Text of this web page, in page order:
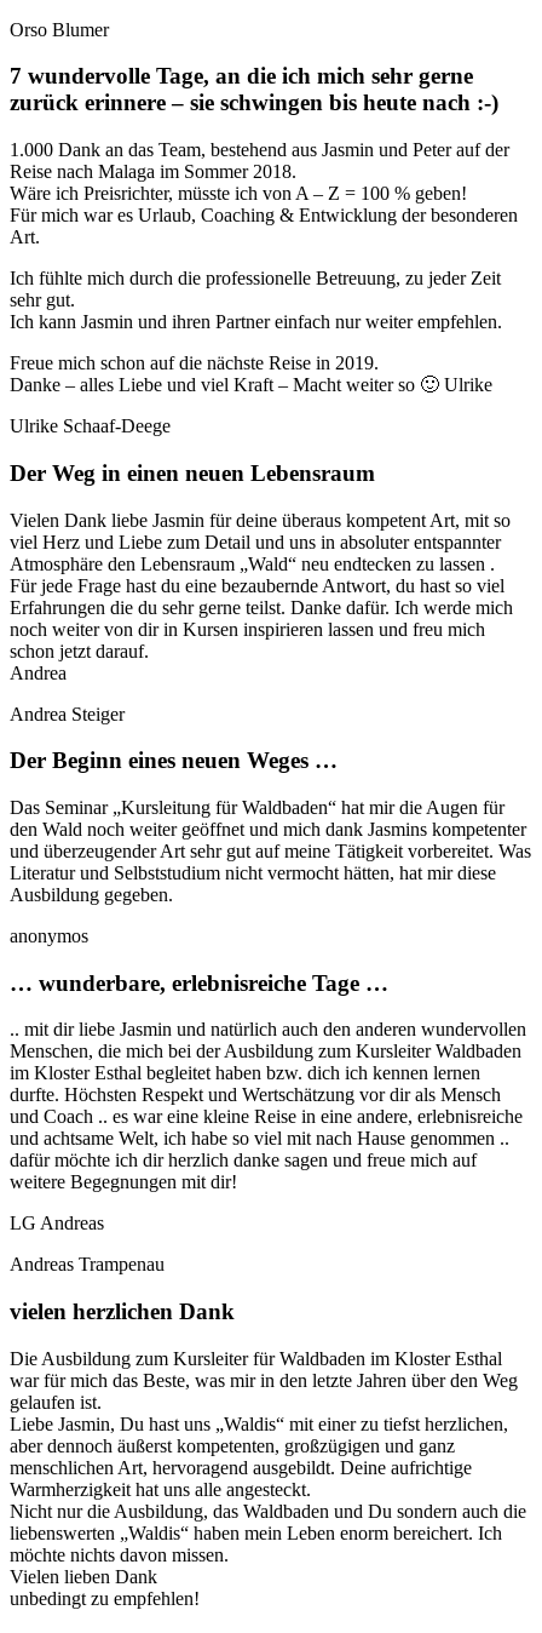
Orso Blumer
7 wundervolle Tage, an die ich mich sehr gerne
zurück erinnere – sie schwingen bis heute nach :-)
1.000 Dank an das Team, bestehend aus Jasmin und Peter auf der
Reise nach Malaga im Sommer 2018.
Wäre ich Preisrichter, müsste ich von A – Z = 100 % geben!
Für mich war es Urlaub, Coaching & Entwicklung der besonderen
Art.
Ich fühlte mich durch die professionelle Betreuung, zu jeder Zeit
sehr gut.
Ich kann Jasmin und ihren Partner einfach nur weiter empfehlen.
Freue mich schon auf die nächste Reise in 2019.
Danke – alles Liebe und viel Kraft – Macht weiter so 🙂 Ulrike
Ulrike Schaaf-Deege
Der Weg in einen neuen Lebensraum
Vielen Dank liebe Jasmin für deine überaus kompetent Art, mit so
viel Herz und Liebe zum Detail und uns in absoluter entspannter
Atmosphäre den Lebensraum „Wald“ neu endtecken zu lassen .
Für jede Frage hast du eine bezaubernde Antwort, du hast so viel
Erfahrungen die du sehr gerne teilst. Danke dafür. Ich werde mich
noch weiter von dir in Kursen inspirieren lassen und freu mich
schon jetzt darauf.
Andrea
Andrea Steiger
Der Beginn eines neuen Weges …
Das Seminar „Kursleitung für Waldbaden“ hat mir die Augen für
den Wald noch weiter geöffnet und mich dank Jasmins kompetenter
und überzeugender Art sehr gut auf meine Tätigkeit vorbereitet. Was
Literatur und Selbststudium nicht vermocht hätten, hat mir diese
Ausbildung gegeben.
anonymos
… wunderbare, erlebnisreiche Tage …
.. mit dir liebe Jasmin und natürlich auch den anderen wundervollen
Menschen, die mich bei der Ausbildung zum Kursleiter Waldbaden
im Kloster Esthal begleitet haben bzw. dich ich kennen lernen
durfte. Höchsten Respekt und Wertschätzung vor dir als Mensch
und Coach .. es war eine kleine Reise in eine andere, erlebnisreiche
und achtsame Welt, ich habe so viel mit nach Hause genommen ..
dafür möchte ich dir herzlich danke sagen und freue mich auf
weitere Begegnungen mit dir!
LG Andreas
Andreas Trampenau
vielen herzlichen Dank
Die Ausbildung zum Kursleiter für Waldbaden im Kloster Esthal
war für mich das Beste, was mir in den letzte Jahren über den Weg
gelaufen ist.
Liebe Jasmin, Du hast uns „Waldis“ mit einer zu tiefst herzlichen,
aber dennoch äußerst kompetenten, großzügigen und ganz
menschlichen Art, hervoragend ausgebildt. Deine aufrichtige
Warmherzigkeit hat uns alle angesteckt.
Nicht nur die Ausbildung, das Waldbaden und Du sondern auch die
liebenswerten „Waldis“ haben mein Leben enorm bereichert. Ich
möchte nichts davon missen.
Vielen lieben Dank
unbedingt zu empfehlen!